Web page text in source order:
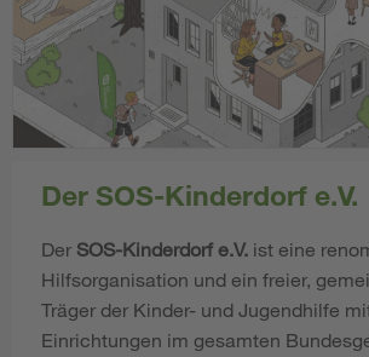
Der SOS-Kinderdorf e.V.
Der SOS-Kinderdorf e.V. ist eine
Hilfsorganisation und ein freier,
Träger der Kinder- und Jugendhilfe
Einrichtungen im gesamten